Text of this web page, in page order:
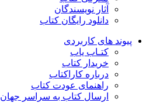
آثار نویسندگان
دانلود رایگان کتاب
پیوند های کاربردی
کتـاب یاب
خریدار کتاب
درباره کاراکتاب
راهنمای عودت کتاب
ارسال کتاب به سراسر جهان